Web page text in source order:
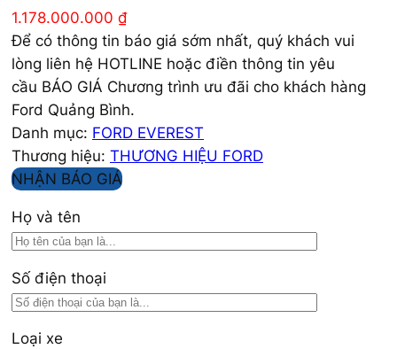
1.178.000.000 ₫
Để có thông tin báo giá sớm nhất, quý khách vui
lòng liên hệ HOTLINE hoặc điền thông tin yêu
cầu BÁO GIÁ Chương trình ưu đãi cho khách hàng
Ford Quảng Bình.
Danh mục: FORD EVEREST
Thương hiệu: THƯƠNG HIỆU FORD
NHẬN BÁO GIÁ
Họ và tên
Số điện thoại
Loại xe